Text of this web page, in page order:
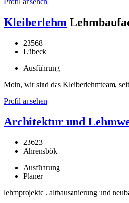
Profil ansehen
Kleiberlehm
23568
Lübeck
Ausführung
Moin, wir sind das Kleiberlehmteam,
Profil ansehen
Architektur und
23623
Ahrensbök
Ausführung
Planer
lehmprojekte . altbausanierung und